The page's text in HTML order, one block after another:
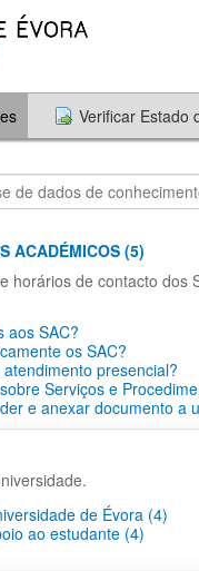
Verificar Estado
ACADÉMICOS (5)
horários de contacto dos
aos SAC?
os SAC?
presencial?
Serviços e
e anexar documento a
de Évora (4)
ao estudante (4)